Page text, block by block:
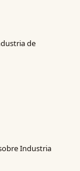
de
Industria